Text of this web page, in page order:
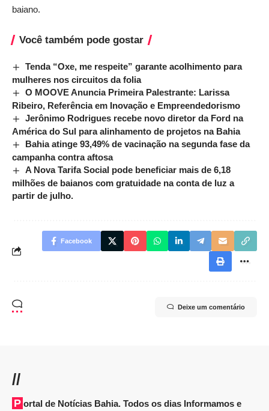
baiano.
Você também pode gostar
Tenda “Oxe, me respeite” garante acolhimento para
mulheres nos circuitos da folia
O MOOVE Anuncia Primeira Palestrante: Larissa
Ribeiro, Referência em Inovação e Empreendedorismo
Jerônimo Rodrigues recebe novo diretor da Ford na
América do Sul para alinhamento de projetos na Bahia
Bahia atinge 93,49% de vacinação na segunda fase da
campanha contra aftosa
A Nova Tarifa Social pode beneficiar mais de 6,18
milhões de baianos com gratuidade na conta de luz a
partir de julho.
Facebook
Deixe um comentário
//
Portal de Notícias Bahia. Todos os dias Informamos e